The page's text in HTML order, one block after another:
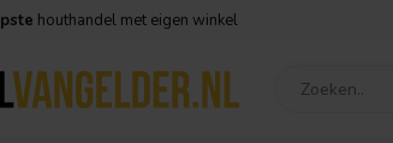
houthandel met eigen winkel